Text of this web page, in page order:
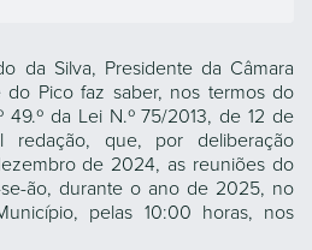
da Silva, Presidente da Câmara
do Pico faz saber, nos termos do
49.º da Lei N.º 75/2013, de 12 de
redação, que, por deliberação
de 2024, as reuniões do
ão, durante o ano de 2025, no
pelas 10:00 horas, nos